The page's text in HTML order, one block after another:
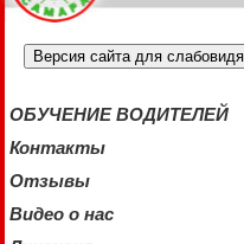
Версия сайта для
ОБУЧЕНИЕ ВОДИТЕЛЕЙ
Контакты
Отзывы
Видео о нас